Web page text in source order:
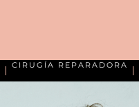
CIRUGÍA REPARADORA